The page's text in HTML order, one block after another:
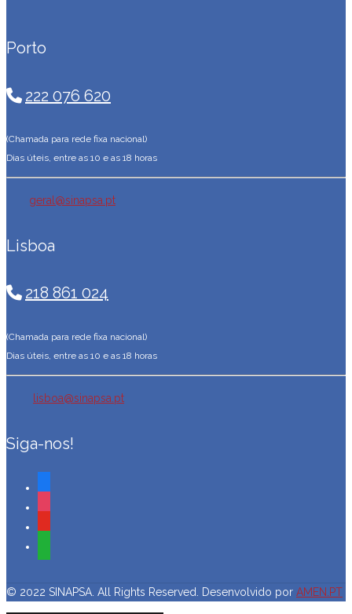
Porto
222 076 620
(Chamada para rede fixa nacional)
Dias úteis, entre as 10 e as 18 horas
geral@sinapsa.pt
Lisboa
218 861 024
(Chamada para rede fixa nacional)
Dias úteis, entre as 10 e as 18 horas
lisboa@sinapsa.pt
Siga-nos!
© 2022 SINAPSA. All Rights Reserved. Desenvolvido por AMEN.PT